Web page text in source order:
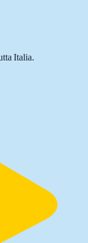
Italia.